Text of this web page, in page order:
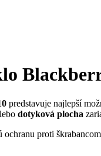
predstavuje najlepší
dotyková plocha
ochranu proti